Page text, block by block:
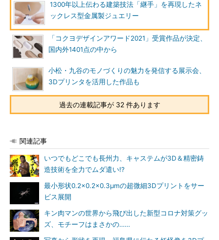
1300年以上伝わる建築技法「継手」を再現したネ
ックレス型金属製ジュエリー
「コクヨデザインアワード2021」受賞作品が決定、
国内外1401点の中から
小松・九谷のモノづくりの魅力を発信する展示会、
3Dプリンタを活用した作品も
過去の連載記事が 32 件あります
関連記事
いつでもどこでも長州力、キャステムが3D＆精密鋳
造技術を全力でムダ遣い!?
最小形状0.2×0.2×0.3μmの超微細3Dプリントをサー
ビス展開
キン肉マンの世界から飛び出した新型コロナ対策グッ
ズ、モチーフはまさかの……